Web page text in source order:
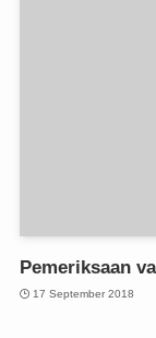
Pemeriksaan
17 September 2018